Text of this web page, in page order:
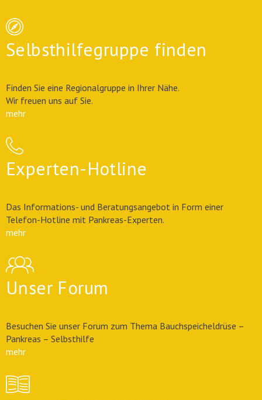
Selbsthilfegruppe finden
Finden Sie eine Regionalgruppe in Ihrer Nähe.
Wir freuen uns auf Sie.
mehr
Experten-Hotline
Das Informations- und Beratungsangebot in Form einer
Telefon-Hotline mit Pankreas-Experten.
mehr
Unser Forum
Besuchen Sie unser Forum zum Thema Bauchspeicheldrüse –
Pankreas – Selbsthilfe
mehr